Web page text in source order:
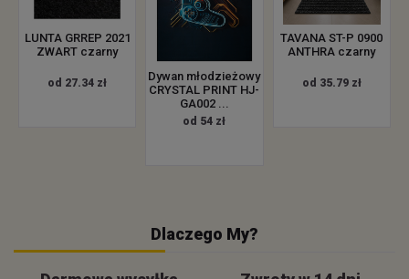
LUNTA GRREP 2021
ZWART czarny
od 27.34 zł
Dywan młodzieżowy
CRYSTAL PRINT HJ-
GA002 ...
od 54 zł
TAVANA ST-P 0900
ANTHRA czarny
od 35.79 zł
Dlaczego My?